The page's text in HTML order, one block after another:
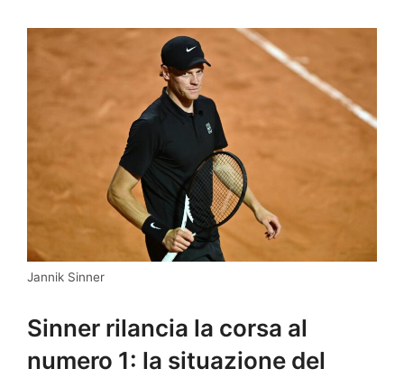
Jannik Sinner
Sinner rilancia la corsa al
numero 1: la situazione del